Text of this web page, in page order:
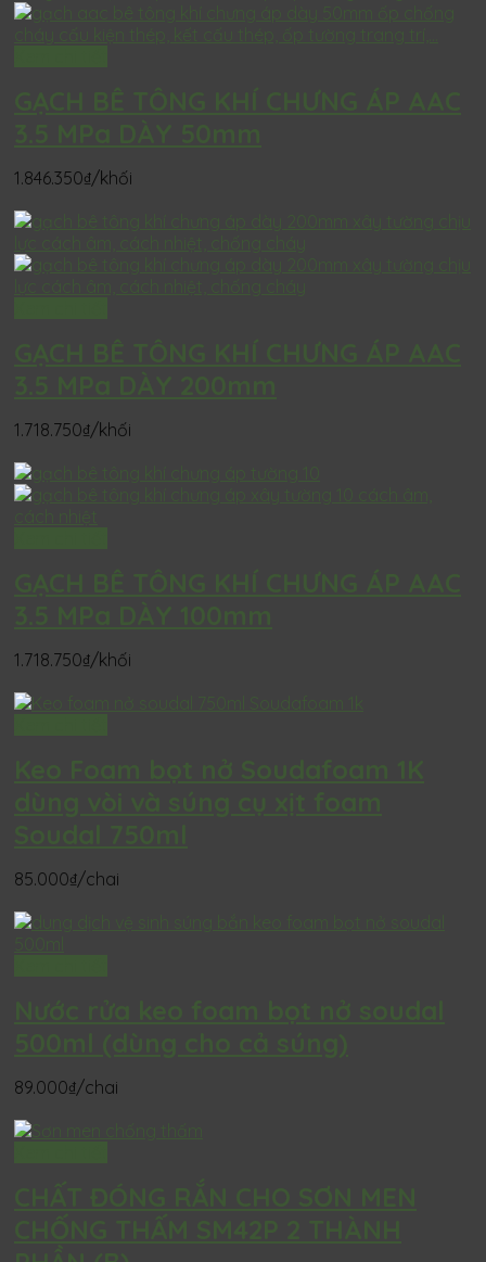
GẠCH BÊ TÔNG KHÍ CHƯNG ÁP AAC
3.5 MPa DÀY 50mm
1.846.350₫/khối
GẠCH BÊ TÔNG KHÍ CHƯNG ÁP AAC
3.5 MPa DÀY 200mm
1.718.750₫/khối
GẠCH BÊ TÔNG KHÍ CHƯNG ÁP AAC
3.5 MPa DÀY 100mm
1.718.750₫/khối
Keo Foam bọt nở Soudafoam 1K
dùng vòi và súng cụ xịt foam
Soudal 750ml
85.000₫/chai
Nước rửa keo foam bọt nở soudal
500ml (dùng cho cả súng)
89.000₫/chai
CHẤT ĐÓNG RẮN CHO SƠN MEN
CHỐNG THẤM SM42P 2 THÀNH